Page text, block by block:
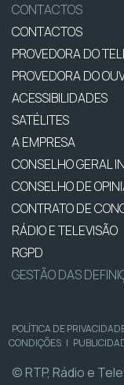
CONTACTOS
CONTACTOS
PROVEDORA DO
PROVEDORA DO
ACESSIBILIDADES
SATÉLITES
A EMPRESA
CONSELHO GERAL
CONSELHO DE
CONTRATO DE
RÁDIO E TELEVISÃO
RGPD
GESTÃO DAS
POLÍTICA DE
CONDIÇÕES |
© RTP, Rádio e